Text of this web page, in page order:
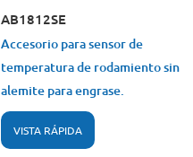
AB1812SE
Accesorio para sensor de
temperatura de rodamiento sin
alemite para engrase.
VISTA RÁPIDA